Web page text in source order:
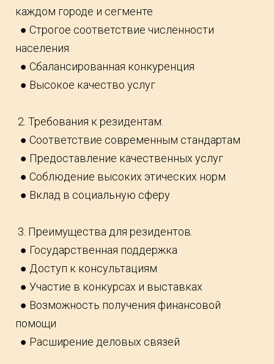
каждом городе и сегменте
● Строгое соответствие численности
населения
● Сбалансированная конкуренция
● Высокое качество услуг
2. Требования к резидентам:
● Соответствие современным стандартам
● Предоставление качественных услуг
● Соблюдение высоких этических норм
● Вклад в социальную сферу
3. Преимущества для резидентов:
● Государственная поддержка
● Доступ к консультациям
● Участие в конкурсах и выставках
● Возможность получения финансовой
помощи
● Расширение деловых связей